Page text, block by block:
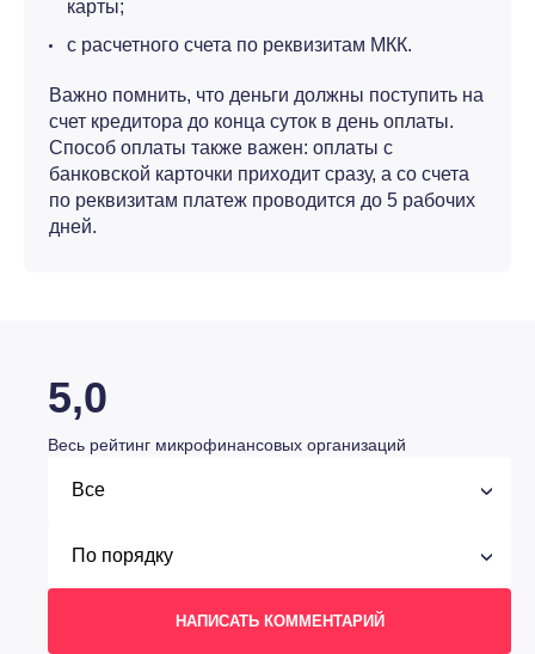
карты;
с расчетного счета по реквизитам МКК.
Важно помнить, что деньги должны поступить на
счет кредитора до конца суток в день оплаты.
Способ оплаты также важен: оплаты с
банковской карточки приходит сразу, а со счета
по реквизитам платеж проводится до 5 рабочих
дней.
5,0
Весь рейтинг микрофинансовых организаций
НАПИСАТЬ КОММЕНТАРИЙ